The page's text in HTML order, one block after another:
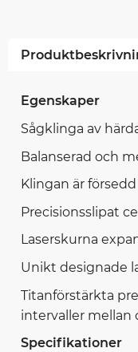
Egenskaper
Sågklinga av
Balanserad och
Klingan är
Precisionsslipat
Laserskurna
Unikt designade
Titanförstärkta
intervaller mellan
Specifikationer